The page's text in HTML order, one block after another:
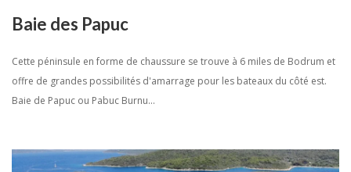
Baie des Papuc
Cette péninsule en forme de chaussure se trouve à 6 miles de Bodrum et
offre de grandes possibilités d'amarrage pour les bateaux du côté est.
Baie de Papuc ou Pabuc Burnu...